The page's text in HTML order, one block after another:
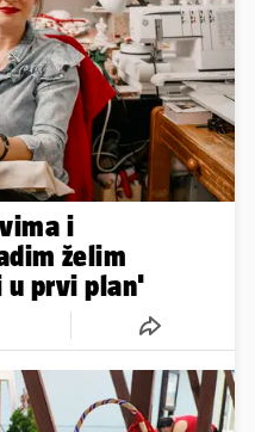
i
želim
prvi plan'